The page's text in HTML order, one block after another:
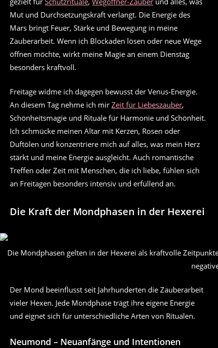
Mut und Durchsetzungskraft verlangt. Die Energie des
Mars bringt Feuer, Stärke und Bewegung in meine
Zauberarbeit. Wenn ich Blockaden lösen oder neue Wege
öffnen möchte, wirkt meine Magie an einem Dienstag
besonders kraftvoll.
Freitage widme ich dagegen bewusst der Venus-Energie.
An diesem Tag nehme ich mir Zeit für Liebeszauber,
Schönheitsmagie und Rituale für Harmonie und Schönheit.
Ich schmücke meinen Altar mit Kerzen, Rosen oder
Duftölen und konzentriere mich auf alles, was mein Herz
stärkt und meine Energie ausgleicht. Auch romantische
Treffen oder Zeit mit Menschen, die ich liebe, fühlen sich
an Freitagen besonders intensiv und erfüllend an.
Die Kraft der Mondphasen in der Hexerei
Die Mondphasen gelten in der Hexerei als kraftvolle
Der Mond beeinflusst seit Jahrhunderten die Zauberarbeit
vieler Hexen. Jede Mondphase trägt ihre eigene Energie
und eignet sich für unterschiedliche Arten von Ritualen.
Neumond – Neuanfänge und Intentionen